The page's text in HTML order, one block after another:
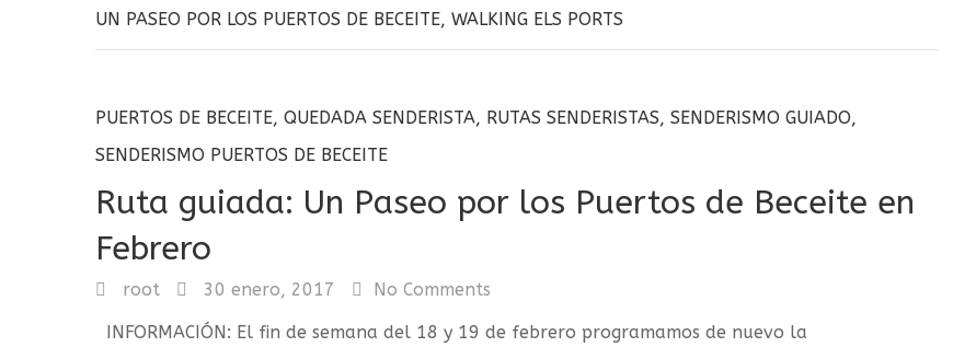
UN PASEO POR LOS PUERTOS DE BECEITE, WALKING ELS PORTS
PUERTOS DE BECEITE, QUEDADA SENDERISTA, RUTAS SENDERISTAS, SENDERISMO GUIADO,
SENDERISMO PUERTOS DE BECEITE
Ruta guiada: Un Paseo por los Puertos de Beceite en
Febrero
root 30 enero, 2017 No Comments
INFORMACIÓN: El fin de semana del 18 y 19 de febrero programamos de nuevo la